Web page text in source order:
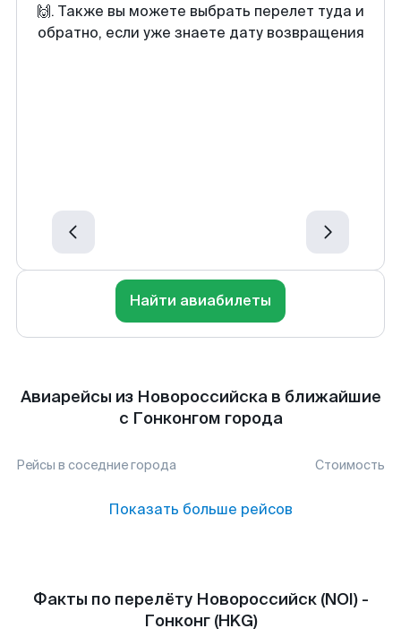
🙌. Также вы можете выбрать перелет туда и
обратно, если уже знаете дату возвращения
Найти авиабилеты
Авиарейсы из Новороссийска в ближайшие
с Гонконгом города
Рейсы в соседние города Стоимость
Показать больше рейсов
Факты по перелёту Новороссийск (NOI) -
Гонконг (HKG)